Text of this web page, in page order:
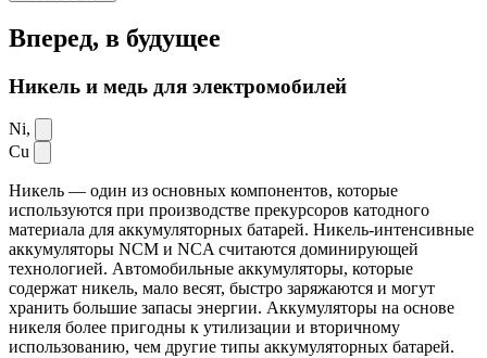
Вперед, в будущее
Никель и медь для электромобилей
Ni,
Cu
Никель — один из основных компонентов, которые
используются при производстве прекурсоров катодного
материала для аккумуляторных батарей. Никель-интенсивные
аккумуляторы NCM и NCA считаются доминирующей
технологией. Автомобильные аккумуляторы, которые
содержат никель, мало весят, быстро заряжаются и могут
хранить большие запасы энергии. Аккумуляторы на основе
никеля более пригодны к утилизации и вторичному
использованию, чем другие типы аккумуляторных батарей.